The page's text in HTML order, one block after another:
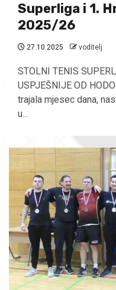
Superliga i 1.
2025/26
27.10.2025 voditelj
STOLNI TENIS
USPJEŠNIJE OD
trajala mjesec dana,
u...